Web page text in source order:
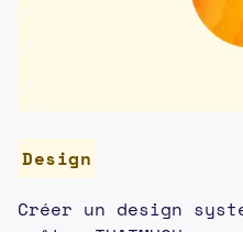
Design
Créer un design